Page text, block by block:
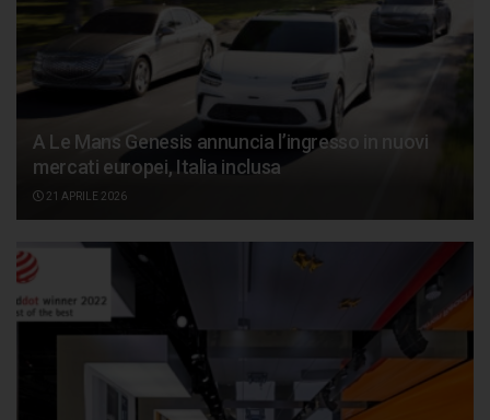
A Le Mans Genesis annuncia l’ingresso in nuovi
mercati europei, Italia inclusa
21 APRILE 2026